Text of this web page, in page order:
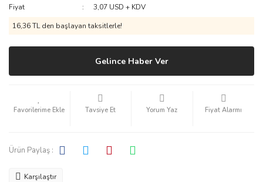
Fiyat
3,07 USD + KDV
16,36 TL den başlayan taksitlerle!
Gelince Haber Ver
Tavsiye Et Yorum Yaz Fiyat Alarmı
Ürün Paylaş :
Karşılaştır